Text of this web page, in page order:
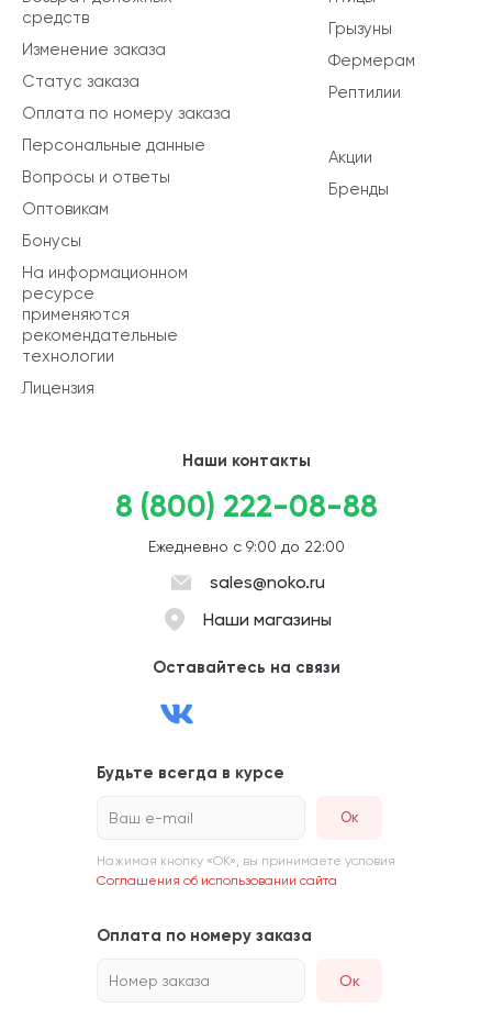
Грызуны
Фермерам
Рептилии
Акции
Бренды
средств
Изменение заказа
Статус заказа
Оплата по номеру заказа
Персональные данные
Вопросы и ответы
Оптовикам
Бонусы
На информационном
ресурсе
применяются
рекомендательные
технологии
Лицензия
Наши контакты
8 (800) 222-08-88
Ежедневно с 9:00 до 22:00
sales@noko.ru
Наши магазины
Оставайтесь на связи
Будьте всегда в курсе
Ваш e-mail
Нажимая кнопку «ОК», вы принимаете условия
Соглашения об использовании сайта
Оплата по номеру заказа
Номер заказа Ок